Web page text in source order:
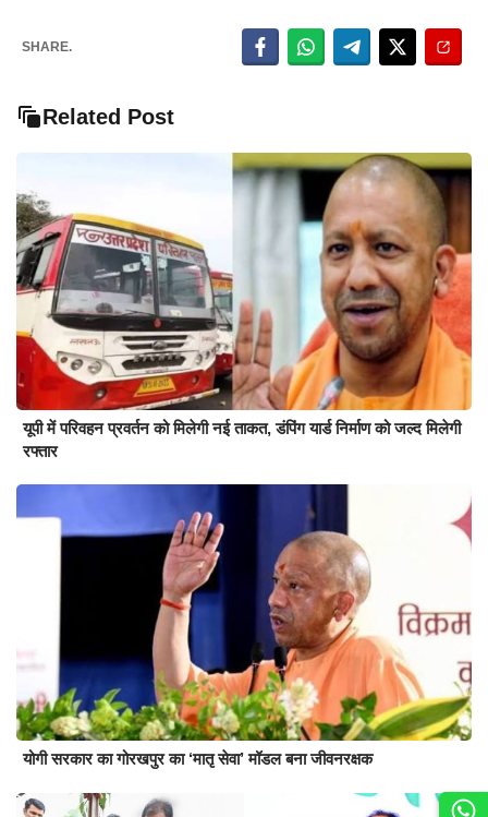
SHARE.
Related Post
यूपी में परिवहन प्रवर्तन को मिलेगी नई ताकत, डंपिंग यार्ड निर्माण को जल्द मिलेगी
रफ्तार
योगी सरकार का गोरखपुर का ‘मातृ सेवा’ मॉडल बना जीवनरक्षक